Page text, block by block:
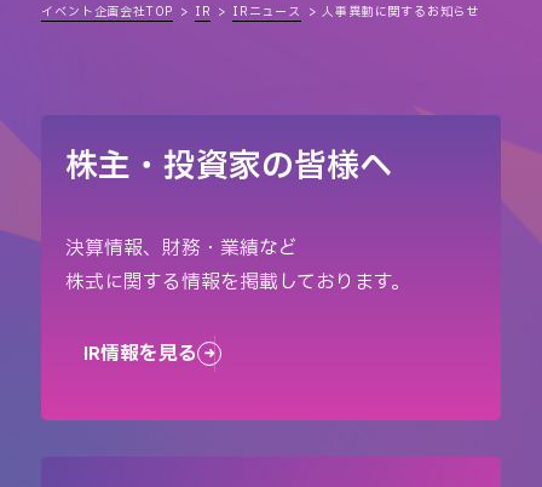
イベント企画会社TOP IR IRニュース 人事異動に関するお知らせ
株主・投資家の皆様へ
決算情報、財務・業績など
株式に関する情報を掲載しております。
IR情報を見る